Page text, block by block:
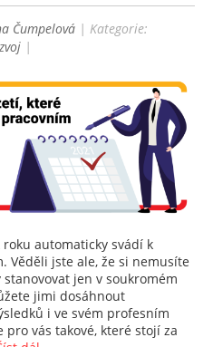
Čumpelová | Kategorie:
|
roku automaticky svádí k
Věděli jste ale, že si nemusíte
stanovovat jen v soukromém
jimi dosáhnout
i ve svém profesním
pro vás takové, které stojí za